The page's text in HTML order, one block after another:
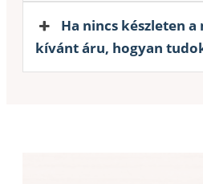
Ha nincs készleten
kívánt áru, hogyan